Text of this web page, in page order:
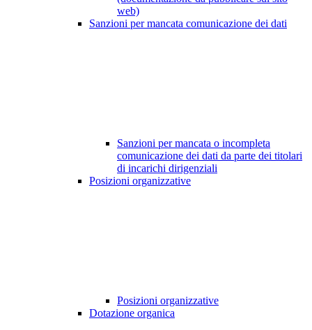
web)
Sanzioni per mancata comunicazione dei dati
Sanzioni per mancata o incompleta
comunicazione dei dati da parte dei titolari
di incarichi dirigenziali
Posizioni organizzative
Posizioni organizzative
Dotazione organica